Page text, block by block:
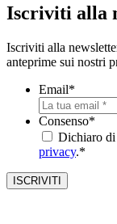
Iscriviti alla
Iscriviti alla
anteprime sui nostri
Email*
Consenso*
Dichiaro di
privacy.*
ISCRIVITI